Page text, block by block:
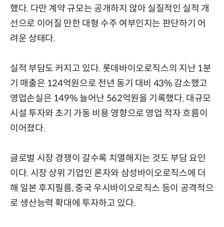
했다. 다만 계약 규모는 공개하지 않아 실질적인 실적 개
선으로 이어질 만한 대형 수주 여부인지는 판단하기 어
려운 상태다.
실적 부담도 커지고 있다. 롯데바이오로직스의 지난 1분
기 매출은 124억원으로 전년 동기 대비 43% 감소했고
영업손실은 149% 늘어난 562억원을 기록했다. 대규모
시설 투자와 초기 가동 비용 영향으로 영업 적자 흐름이
이어졌다.
글로벌 시장 경쟁이 갈수록 치열해지는 것도 부담 요인
이다. 시장 상위 기업인 론자와 삼성바이오로직스에 더
해 일본 후지필름, 중국 우시바이오로직스 등이 공격적으
로 생산능력 확대에 투자하고 있다.